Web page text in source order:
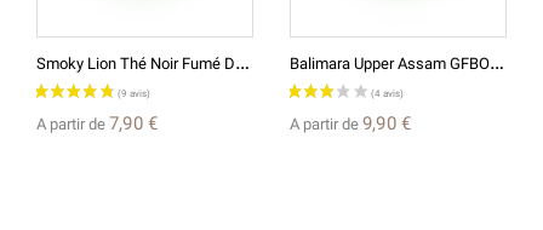
S
Moky Lion Thé Noir Fumé Du...
A partir de 7,90 €
B
Alimara Upper Assam GFBOP...
A partir de 9,90 €